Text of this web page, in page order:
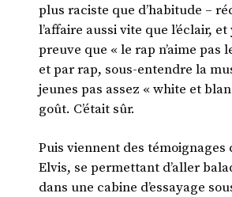
plus raciste que d’habitude –
l’affaire aussi vite que l’éclair,
preuve que « le rap n’aime pas
et par rap, sous-entendre la
jeunes pas assez « white et
goût. C’était sûr.
Puis viennent des témoignages
Elvis, se permettant d’aller
dans une cabine d’essayage